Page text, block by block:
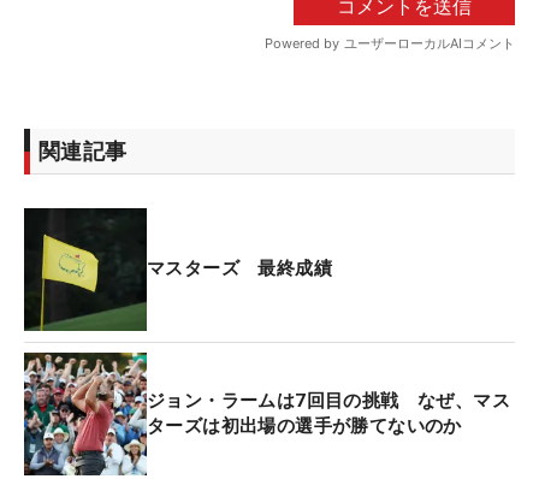
関連記事
マスターズ 最終成績
ジョン・ラームは7回目の挑戦 なぜ、マス
ターズは初出場の選手が勝てないのか